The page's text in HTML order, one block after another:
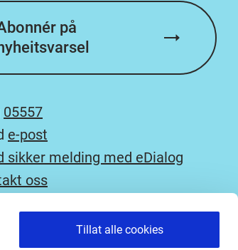
Tillat alle cookies
på
05557
e-post
sikker melding med eDialog
oss